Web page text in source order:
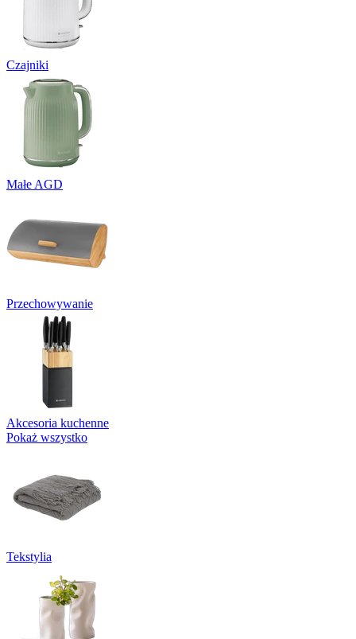
Czajniki
Małe AGD
Przechowywanie
Akcesoria kuchenne
Pokaż wszystko
Tekstylia